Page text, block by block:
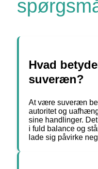
Hvad
suveræn?
At være suveræn
autoritet og
sine handlinger.
i fuld balance og
lade sig påvirke